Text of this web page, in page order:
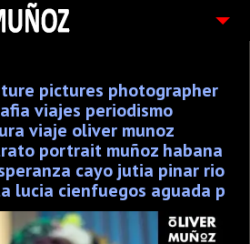
pictures photographer
viajes periodismo
viaje oliver munoz
portrait muñoz habana
cayo jutia pinar rio
lucia cienfuegos aguada p